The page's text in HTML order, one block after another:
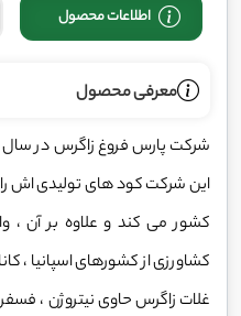
اطلاعات محصول
معرفی محصول
این شرکت کود های تولیدی اش را
کشور می کند و علاوه بر آن ،
کشاورزی از کشورهای اسپانیا ،
غلات زاگرس حاوی نیتروژن ،